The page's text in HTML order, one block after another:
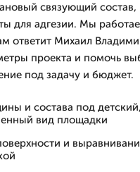
связующий состав,
для адгезии. Мы
ответит Михаил
проекта и помочь
под задачу и бюджет.
и состава под
вид площадки
и